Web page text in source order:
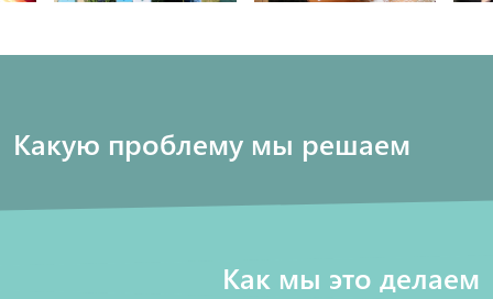
Какую проблему мы решаем
Как мы это делаем